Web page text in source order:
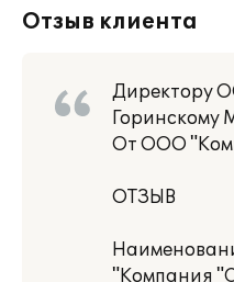
Отзыв клиента
Директору
Горинскому
От ООО
ОТЗЫВ
"Компания